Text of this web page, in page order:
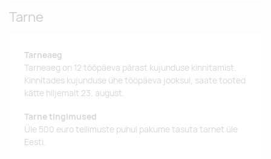
Tarne
Tarneaeg
Tarneaeg on 12 tööpäeva pärast kujunduse kinnitamist.
Kinnitades kujunduse ühe tööpäeva jooksul, saate tooted
kätte hiljemalt 23. august.
Tarne tingimused
Üle 500 euro tellimuste puhul pakume tasuta tarnet üle
Eesti.